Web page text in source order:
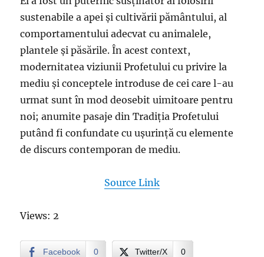
sustenabile a apei și cultivării pământului, al
comportamentului adecvat cu animalele,
plantele și păsările. În acest context,
modernitatea viziunii Profetului cu privire la
mediu și conceptele introduse de cei care l-au
urmat sunt în mod deosebit uimitoare pentru
noi; anumite pasaje din Tradiția Profetului
putând fi confundate cu ușurință cu elemente
de discurs contemporan de mediu.
Source Link
Views: 2
Facebook 0 Twitter/X 0